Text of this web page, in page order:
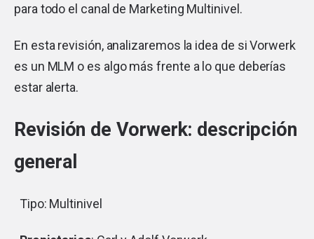
para todo el canal de Marketing Multinivel.
En esta revisión, analizaremos la idea de si Vorwerk
es un MLM o es algo más frente a lo que deberías
estar alerta.
Revisión de Vorwerk: descripción
general
Tipo: Multinivel